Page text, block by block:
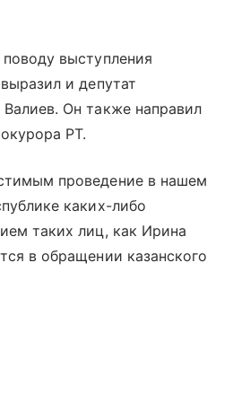
выступления
и депутат
Он также направил
РТ.
проведение в нашем
каких-либо
таких лиц, как Ирина
в обращении казанского